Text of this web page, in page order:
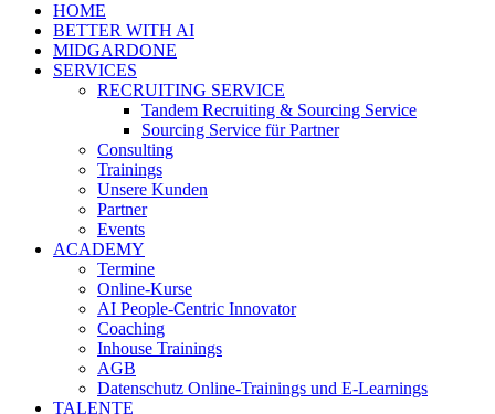
HOME
BETTER WITH AI
MIDGARDONE
SERVICES
RECRUITING SERVICE
Tandem Recruiting & Sourcing Service
Sourcing Service für Partner
Consulting
Trainings
Unsere Kunden
Partner
Events
ACADEMY
Termine
Online-Kurse
AI People-Centric Innovator
Coaching
Inhouse Trainings
AGB
Datenschutz Online-Trainings und E-Learnings
TALENTE